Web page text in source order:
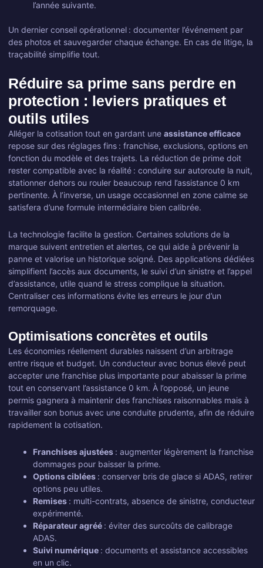
l’année suivante.
Un dernier conseil opérationnel : documenter l’événement par
des photos et sauvegarder chaque échange. En cas de litige, la
traçabilité simplifie tout.
Réduire sa prime sans perdre en
protection : leviers pratiques et
outils utiles
Alléger la cotisation tout en gardant une assistance efficace
repose sur des réglages fins : franchise, exclusions, options en
fonction du modèle et des trajets. La réduction de prime doit
rester compatible avec la réalité : conduire sur autoroute la nuit,
stationner dehors ou rouler beaucoup rend l’assistance 0 km
pertinente. À l’inverse, un usage occasionnel en zone calme se
satisfera d’une formule intermédiaire bien calibrée.
La technologie facilite la gestion. Certaines solutions de la
marque suivent entretien et alertes, ce qui aide à prévenir la
panne et valorise un historique soigné. Des applications dédiées
simplifient l’accès aux documents, le suivi d’un sinistre et l’appel
d’assistance, utile quand le stress complique la situation.
Centraliser ces informations évite les erreurs le jour d’un
remorquage.
Optimisations concrètes et outils
Les économies réellement durables naissent d’un arbitrage
entre risque et budget. Un conducteur avec bonus élevé peut
accepter une franchise plus importante pour abaisser la prime
tout en conservant l’assistance 0 km. À l’opposé, un jeune
permis gagnera à maintenir des franchises raisonnables mais à
travailler son bonus avec une conduite prudente, afin de réduire
rapidement la cotisation.
Franchises ajustées : augmenter légèrement la franchise
dommages pour baisser la prime.
Options ciblées : conserver bris de glace si ADAS, retirer
options peu utiles.
Remises : multi-contrats, absence de sinistre, conducteur
expérimenté.
Réparateur agréé : éviter des surcoûts de calibrage
ADAS.
Suivi numérique : documents et assistance accessibles
en un clic.